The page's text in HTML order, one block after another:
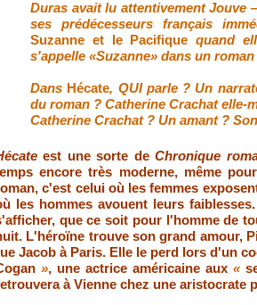
Duras avait lu attentivement Jouve
ses prédécesseurs français
Suzanne et le Pacifique quand
s'appelle «Suzanne» dans un
Dans Hécate, QUI parle ? Un
du roman ? Catherine Crachat elle-
Catherine Crachat ? Un amant ?
est une sorte deChronique
encore très moderne, même
c'est celui où les femmes
les hommes avouent leurs
que ce soit pour l'homme de
L'héroïne trouve son grand amour,
Jacob à Paris. Elle le perd lors d'un
», une actrice américaine aux «
à Vienne chez une aristocrate